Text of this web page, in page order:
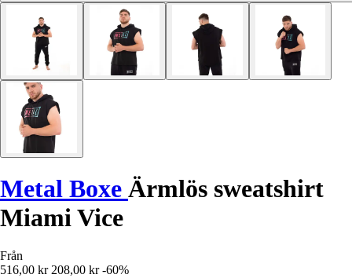
Metal Boxe Ärmlös sweatshirt
Miami Vice
Från
516,00 kr 208,00 kr -60%